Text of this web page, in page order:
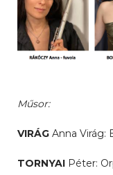
Műsor:
VIRÁG Anna Virág:
TORNYAI Péter: